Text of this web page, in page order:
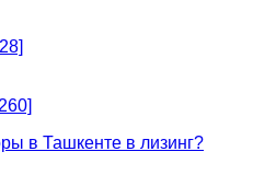
в Ташкенте в лизинг?